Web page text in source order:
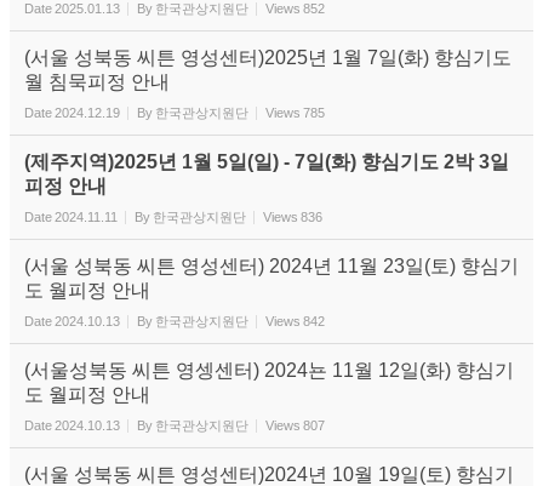
Date2025.01.13 By 한국관상지원단 Views 852
(서울 성북동 씨튼 영성센터)2025년 1월 7일(화) 향심기도
월 침묵피정 안내
Date2024.12.19 By 한국관상지원단 Views 785
(제주지역)2025년 1월 5일(일) - 7일(화) 향심기도 2박 3일
피정 안내
Date2024.11.11 By 한국관상지원단 Views 836
(서울 성북동 씨튼 영성센터) 2024년 11월 23일(토) 향심기
도 월피정 안내
Date2024.10.13 By 한국관상지원단 Views 842
(서울성북동 씨튼 영셍센터) 2024뇬 11월 12일(화) 향심기
도 월피정 안내
Date2024.10.13 By 한국관상지원단 Views 807
(서울 성북동 씨튼 영성센터)2024년 10월 19일(토) 향심기